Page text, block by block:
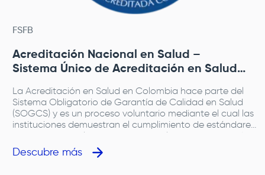
FSFB
Acreditación Nacional en Salud –
Sistema Único de Acreditación en Salud
La Acreditación en Salud en Colombia hace parte del
Sistema Obligatorio de Garantía de Calidad en Salud
(SOGCS) y es un proceso voluntario mediante el cual las
instituciones demuestran el cumplimiento de estándares
organizacional. En Colombia, la acreditación es
otorgada por el Ministerio de Salud y Protección Social,
Descubre más